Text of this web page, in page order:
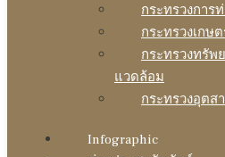
กระทรวงการ
กระทรวงเกษ
กระทรวงทรัพ
แวดล้อม
กระทรวงอุตส
Infographic